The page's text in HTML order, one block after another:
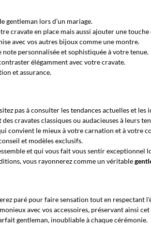
gentleman lors d’un mariage.
cravate en place mais aussi ajouter une
avec vos autres bijoux comme une montre.
personnalisée et sophistiquée à votre tenue.
élégamment avec votre cravate.
et assurance.
pas à consulter les tendances actuelles et les
cravates classiques ou audacieuses à leurs
convient le mieux à votre carnation et à votre
et modèles exclusifs.
et qui vous fait vous sentir exceptionnel
vous rayonnerez comme un véritable
paré pour faire sensation tout en respectant
avec vos accessoires, préservant ainsi
gentleman, inoubliable à chaque cérémonie.